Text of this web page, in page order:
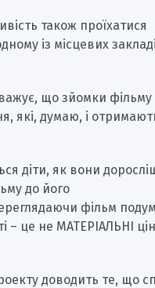
також проїхатися
із місцевих
що зйомки фільму
які, думаю, і
діти, як вони
до його
фільм
– це не МАТЕРІАЛЬНІ
доводить те, що